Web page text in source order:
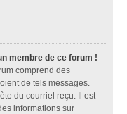
membre de ce forum !
comprend des
de tels messages.
du courriel reçu. Il est
informations sur